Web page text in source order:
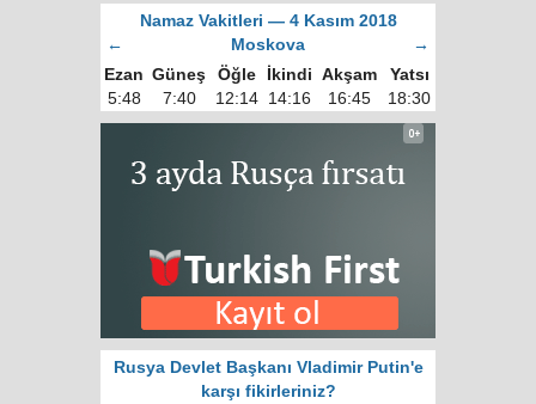
Namaz Vakitleri — 4 Kasım 2018
←
Moskova
→
Ezan Güneş Öğle İkindi Akşam
Yatsı
5:48
7:40 12:14 14:16 16:45 18:30
Rusya Devlet Başkanı Vladimir Putin'e
karşı fikirleriniz?